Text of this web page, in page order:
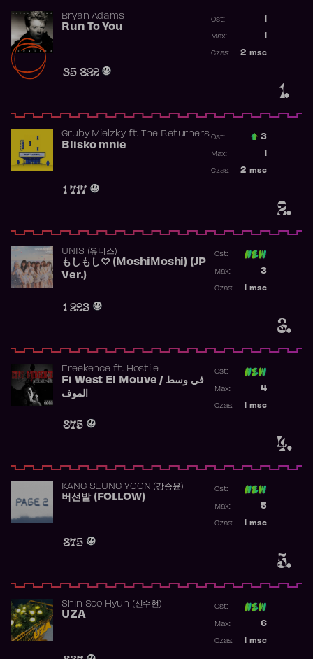
1.
Bryan Adams
Run To You
35 829
Ost.:
Max:
2 msc
Czas:
2.
Gruby Mielzkyft. The Returners
Blisko mnie
1 717
Ost.: 3
Max:
2 msc
Czas:
3.
UNIS (유니스)
もしもし♡ (MoshiMoshi) (JP
Ver.)
1 293
Ost:
3
Max:
msc
Czas:
4.
Freekence ft. Hostile
Fi West El Mouve / في وسط
الموف
875
Ost:
4
Max:
msc
Czas:
5.
KANG SEUNG YOON (강승윤)
버선발 (FOLLOW)
875
Ost:
5
Max:
msc
Czas:
Shin Soo Hyun (신수현)
UZA
Ost:
6
Max:
msc
Czas: